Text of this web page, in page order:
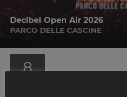
Decibel Open Air 2026
PARCO DELLE CASCINE
8